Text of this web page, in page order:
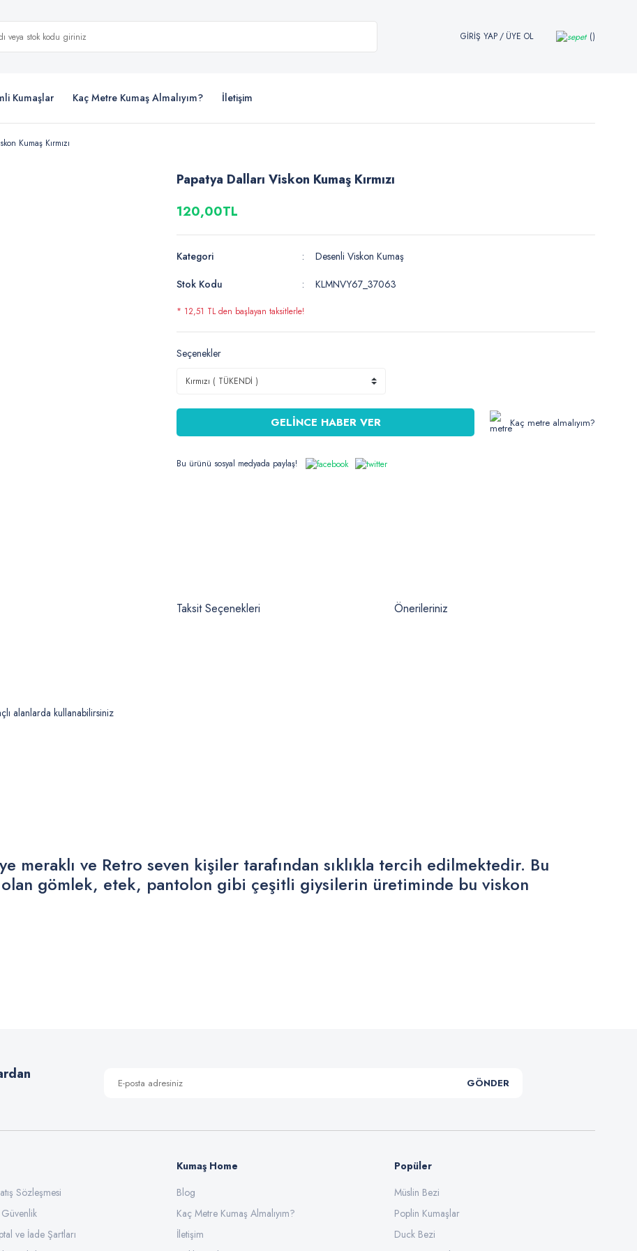
GİRİŞ YAP/ ÜYE OL
Kumaşlar Kaç Metre Kumaş Almalıyım? İletişim
Kumaş Kırmızı
Papatya Dalları Viskon Kumaş Kırmızı
120,00TL
Kategori
Desenli Viskon Kumaş
Stok Kodu
KLMNVY67_37063
* 12,51 TL den başlayan taksitlerle!
Seçenekler
GELİNCE HABER VER Kaç metre almalıyım?
Bu ürünü sosyal medyada paylaş!
Taksit Seçenekleri Önerileriniz
alanlarda kullanabilirsiniz
meraklı ve Retro seven kişiler tarafından sıklıkla tercih edilmektedir. Bu
olan gömlek, etek, pantolon gibi çeşitli giysilerin üretiminde bu viskon
Gönder
GÖNDER
Sözleşmesi
ve İade Şartları
Kumaş Home
Blog
Kaç Metre Kumaş Almalıyım?
İletişim
Popüler
Müslin Bezi
Poplin Kumaşlar
Duck Bezi